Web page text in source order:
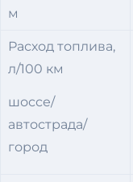
м
Расход топлива,
л/100 км
шоссе/
автострада/
город